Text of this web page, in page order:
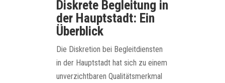
Diskrete Begleitung in
der Hauptstadt: Ein
Überblick
Die Diskretion bei Begleitdiensten
in der Hauptstadt hat sich zu einem
unverzichtbaren Qualitätsmerkmal